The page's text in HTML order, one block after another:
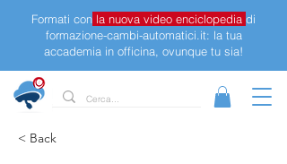
Formati con la nuova video enciclopedia di
formazione-cambi-automatici.it: la tua
accademia in officina, ovunque tu sia!
< Back